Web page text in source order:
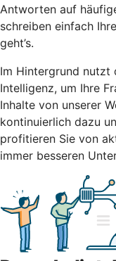
Antworten auf
schreiben einfach
geht’s.
Im Hintergrund nutzt
Intelligenz, um Ihre
Inhalte von unserer
kontinuierlich dazu
profitieren Sie von
immer besseren